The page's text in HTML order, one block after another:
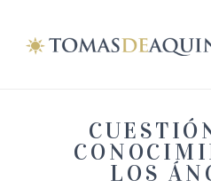
LOS